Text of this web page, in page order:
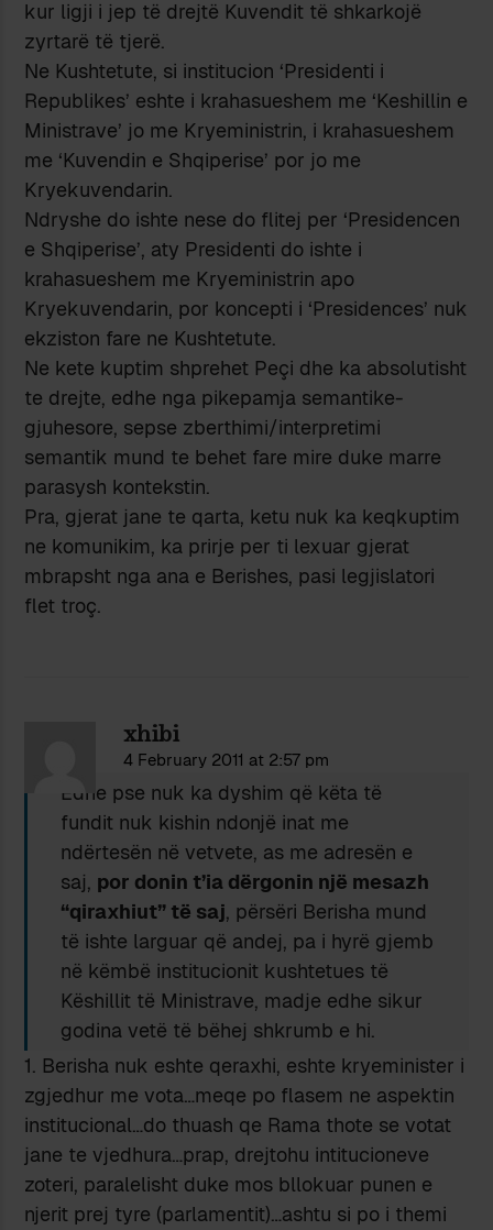
kur ligji i jep të drejtë Kuvendit të shkarkojë
zyrtarë të tjerë.
Ne Kushtetute, si institucion ‘Presidenti i
Republikes’ eshte i krahasueshem me ‘Keshillin e
Ministrave’ jo me Kryeministrin, i krahasueshem
me ‘Kuvendin e Shqiperise’ por jo me
Kryekuvendarin.
Ndryshe do ishte nese do flitej per ‘Presidencen
e Shqiperise’, aty Presidenti do ishte i
krahasueshem me Kryeministrin apo
Kryekuvendarin, por koncepti i ‘Presidences’ nuk
ekziston fare ne Kushtetute.
Ne kete kuptim shprehet Peçi dhe ka absolutisht
te drejte, edhe nga pikepamja semantike-
gjuhesore, sepse zberthimi/interpretimi
semantik mund te behet fare mire duke marre
parasysh kontekstin.
Pra, gjerat jane te qarta, ketu nuk ka keqkuptim
ne komunikim, ka prirje per ti lexuar gjerat
mbrapsht nga ana e Berishes, pasi legjislatori
flet troç.
xhibi
4 February 2011 at 2:57 pm
Edhe pse nuk ka dyshim që këta të
fundit nuk kishin ndonjë inat me
ndërtesën në vetvete, as me adresën e
saj, por donin t’ia dërgonin një mesazh
“qiraxhiut” të saj, përsëri Berisha mund
të ishte larguar që andej, pa i hyrë gjemb
në këmbë institucionit kushtetues të
Këshillit të Ministrave, madje edhe sikur
godina vetë të bëhej shkrumb e hi.
1. Berisha nuk eshte qeraxhi, eshte kryeminister i
zgjedhur me vota…meqe po flasem ne aspektin
institucional…do thuash qe Rama thote se votat
jane te vjedhura…prap, drejtohu intitucioneve
zoteri, paralelisht duke mos bllokuar punen e
njerit prej tyre (parlamentit)…ashtu si po i themi